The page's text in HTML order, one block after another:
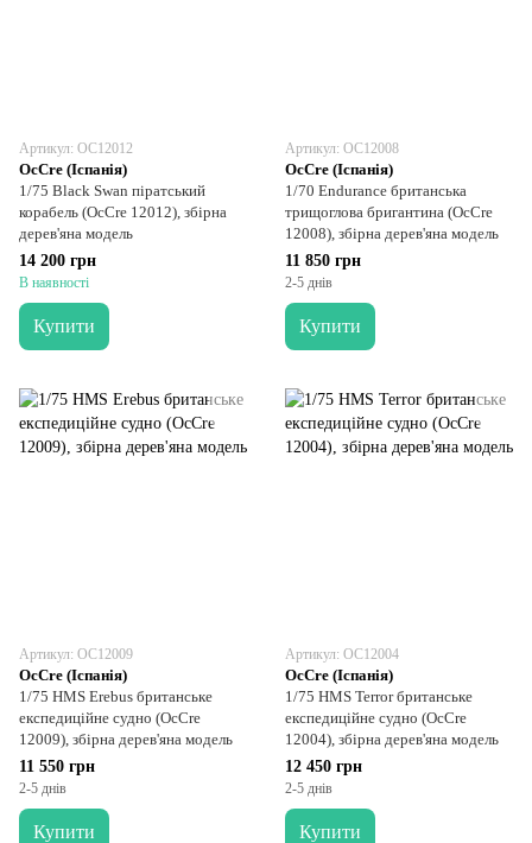
Артикул: OC12012
OcCre (Іспанія)
1/75 Black Swan піратський
корабель (OcCre 12012), збірна
дерев'яна модель
14 200 грн
В наявності
Купити
Артикул: OC12008
OcCre (Іспанія)
1/70 Endurance британська
трищоглова бригантина (OcCre
12008), збірна дерев'яна модель
11 850 грн
2-5 днів
Купити
Артикул: OC12009
OcCre (Іспанія)
1/75 HMS Erebus британське
експедиційне судно (OcCre
12009), збірна дерев'яна модель
11 550 грн
2-5 днів
Купити
Артикул: OC12004
OcCre (Іспанія)
1/75 HMS Terror британське
експедиційне судно (OcCre
12004), збірна дерев'яна модель
12 450 грн
2-5 днів
Купити